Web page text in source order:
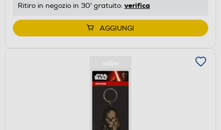
Ritiro in negozio in 30' gratuito: verifica
AGGIUNGI